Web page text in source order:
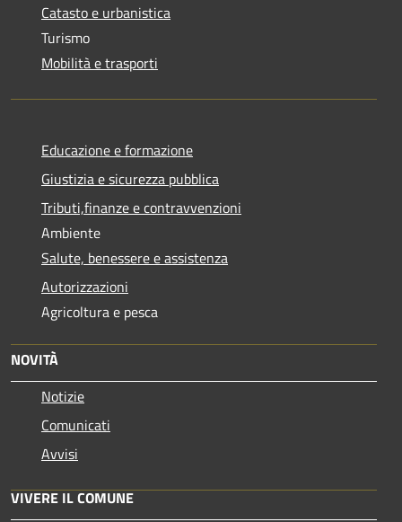
Catasto e urbanistica
Turismo
Mobilità e trasporti
Educazione e formazione
Giustizia e sicurezza pubblica
Tributi,finanze e contravvenzioni
Ambiente
Salute, benessere e assistenza
Autorizzazioni
Agricoltura e pesca
NOVITÀ
Notizie
Comunicati
Avvisi
VIVERE IL COMUNE